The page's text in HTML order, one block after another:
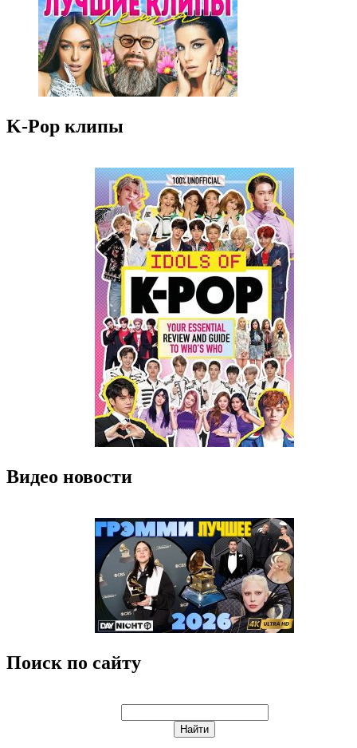
K-Pop клипы
Видео новости
Поиск по сайту